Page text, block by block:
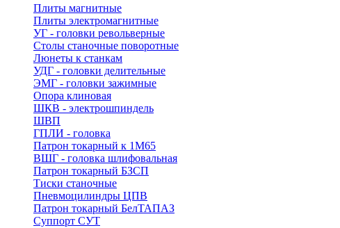
Плиты магнитные
Плиты электромагнитные
УГ - головки револьверные
Столы станочные поворотные
Люнеты к станкам
УДГ - головки делительные
ЭМГ - головки зажимные
Опора клиновая
ШКВ - электрошпиндель
ШВП
ГПЛИ - головка
Патрон токарный к 1М65
ВШГ - головка шлифовальная
Патрон токарный БЗСП
Тиски станочные
Пневмоцилиндры ЦПВ
Патрон токарный БелТАПАЗ
Суппорт СУТ